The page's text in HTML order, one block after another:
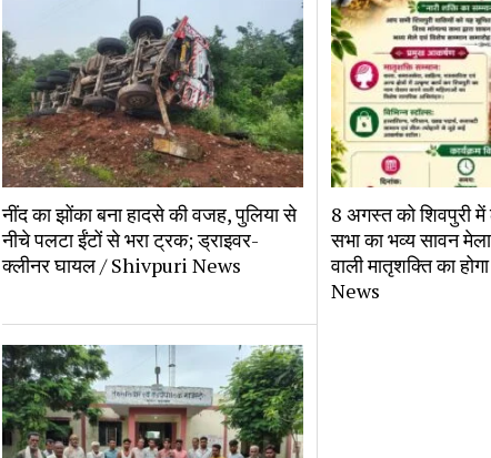
नींद का झोंका बना हादसे की वजह, पुलिया से
नीचे पलटा ईंटों से भरा ट्रक; ड्राइवर-
क्लीनर घायल / Shivpuri News
8 अगस्त को शिवपुरी में
सभा का भव्य सावन
वाली मातृशक्ति का
News